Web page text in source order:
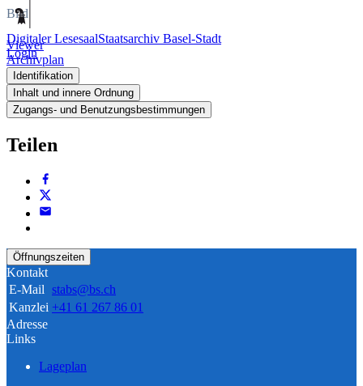
Digitaler LesesaalStaatsarchiv Basel-Stadt
Login
Bild
Viewer
Archivplan
Identifikation
Inhalt und innere Ordnung
Zugangs- und Benutzungsbestimmungen
Teilen
Öffnungszeiten
Kontakt
E-Mail stabs@bs.ch
Kanzlei +41 61 267 86 01
Adresse
Links
Lageplan